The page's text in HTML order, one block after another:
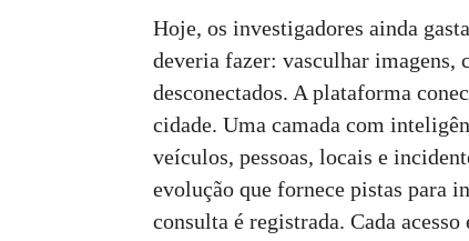
Hoje, os investigadores ainda
deveria fazer: vasculhar imagens,
desconectados. A plataforma
cidade. Uma camada com
veículos, pessoas, locais e
evolução que fornece pistas para
consulta é registrada. Cada